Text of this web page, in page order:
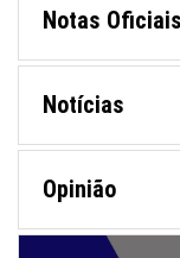
Notas Oficiais
Notícias
Opinião